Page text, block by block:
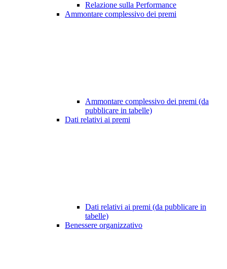
Relazione sulla Performance
Ammontare complessivo dei premi
Ammontare complessivo dei premi (da
pubblicare in tabelle)
Dati relativi ai premi
Dati relativi ai premi (da pubblicare in
tabelle)
Benessere organizzativo